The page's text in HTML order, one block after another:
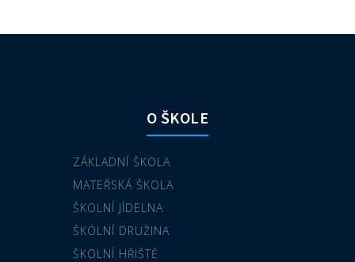
O ŠKOLE
ZÁKLADNÍ ŠKOLA
MATEŘSKÁ ŠKOLA
ŠKOLNÍ JÍDELNA
ŠKOLNÍ DRUŽINA
ŠKOLNÍ HŘIŠTĚ